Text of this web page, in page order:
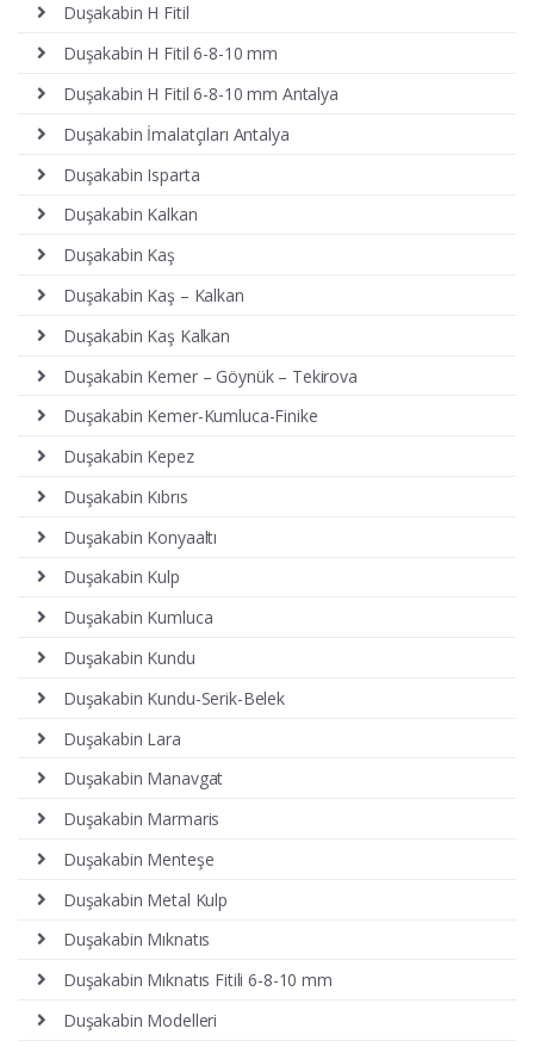
Duşakabin H Fitil
Duşakabin H Fitil 6-8-10 mm
Duşakabin H Fitil 6-8-10 mm Antalya
Duşakabin İmalatçıları Antalya
Duşakabin Isparta
Duşakabin Kalkan
Duşakabin Kaş
Duşakabin Kaş – Kalkan
Duşakabin Kaş Kalkan
Duşakabin Kemer – Göynük – Tekirova
Duşakabin Kemer-Kumluca-Finike
Duşakabin Kepez
Duşakabin Kıbrıs
Duşakabin Konyaaltı
Duşakabin Kulp
Duşakabin Kumluca
Duşakabin Kundu
Duşakabin Kundu-Serik-Belek
Duşakabin Lara
Duşakabin Manavgat
Duşakabin Marmaris
Duşakabin Menteşe
Duşakabin Metal Kulp
Duşakabin Mıknatıs
Duşakabin Mıknatıs Fitili 6-8-10 mm
Duşakabin Modelleri